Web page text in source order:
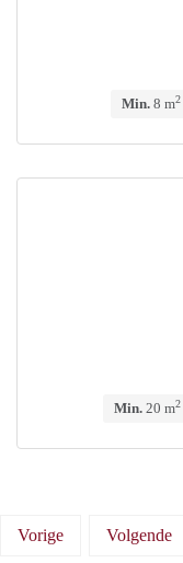
Min. 8 m2
Min. 20 m2
Vorige Volgende